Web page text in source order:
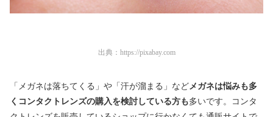
出典： https://pixabay.com
「メガネは落ちてくる」や「汗が溜まる」などメガネは悩みも多
くコンタクトレンズの購入を検討している方も多いです。コンタ